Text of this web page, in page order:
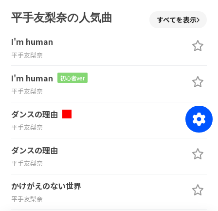
平手友梨奈の人気曲 すべてを表示
I'm human
平手友梨奈
I'm human 初心者ver
平手友梨奈
ダンスの理由
平手友梨奈
ダンスの理由
平手友梨奈
かけがえのない世界
平手友梨奈